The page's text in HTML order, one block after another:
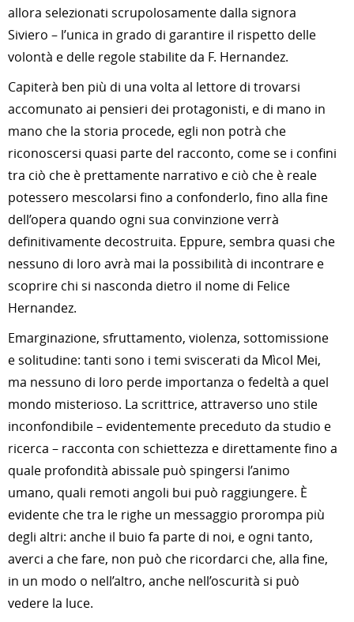
allora selezionati scrupolosamente dalla signora
Siviero – l’unica in grado di garantire il rispetto delle
volontà e delle regole stabilite da F. Hernandez.
Capiterà ben più di una volta al lettore di trovarsi
accomunato ai pensieri dei protagonisti, e di mano in
mano che la storia procede, egli non potrà che
riconoscersi quasi parte del racconto, come se i confini
tra ciò che è prettamente narrativo e ciò che è reale
potessero mescolarsi fino a confonderlo, fino alla fine
dell’opera quando ogni sua convinzione verrà
definitivamente decostruita. Eppure, sembra quasi che
nessuno di loro avrà mai la possibilità di incontrare e
scoprire chi si nasconda dietro il nome di Felice
Hernandez.
Emarginazione, sfruttamento, violenza, sottomissione
e solitudine: tanti sono i temi sviscerati da Mìcol Mei,
ma nessuno di loro perde importanza o fedeltà a quel
mondo misterioso. La scrittrice, attraverso uno stile
inconfondibile – evidentemente preceduto da studio e
ricerca – racconta con schiettezza e direttamente fino a
quale profondità abissale può spingersi l’animo
umano, quali remoti angoli bui può raggiungere. È
evidente che tra le righe un messaggio prorompa più
degli altri: anche il buio fa parte di noi, e ogni tanto,
averci a che fare, non può che ricordarci che, alla fine,
in un modo o nell’altro, anche nell’oscurità si può
vedere la luce.